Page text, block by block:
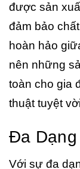
được sản
đảm bảo
hoàn hảo
nên những
toàn cho gia
thuật tuyệt
Đa Dạng
Với sự đa